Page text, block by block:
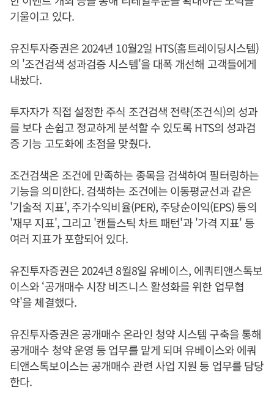
기울이고 있다.
유진투자증권은 2024년 10월2일 HTS(홈트레이딩시스템)
의 '조건검색 성과검증 시스템'을 대폭 개선해 고객들에게
내놨다.
투자자가 직접 설정한 주식 조건검색 전략(조건식)의 성과
를 보다 손쉽고 정교하게 분석할 수 있도록 HTS의 성과검
증 기능 고도화에 초점을 맞췄다.
조건검색은 조건에 만족하는 종목을 검색하여 필터링하는
기능을 의미한다. 검색하는 조건에는 이동평균선과 같은
'기술적 지표', 주가수익비율(PER), 주당순이익(EPS) 등의
'재무 지표', 그리고 '캔들스틱 차트 패턴'과 '가격 지표' 등
여러 지표가 포함되어 있다.
유진투자증권은 2024년 8월8일 유베이스, 에쿼티앤스톡보
이스와 ‘공개매수 시장 비즈니스 활성화를 위한 업무협
약'을 체결했다.
유진투자증권은 공개매수 온라인 청약 시스템 구축을 통해
공개매수 청약 운영 등 업무를 맡게 되며 유베이스와 에쿼
티앤스톡보이스는 공개매수 관련 사업 지원 등 업무를 담당
한다.